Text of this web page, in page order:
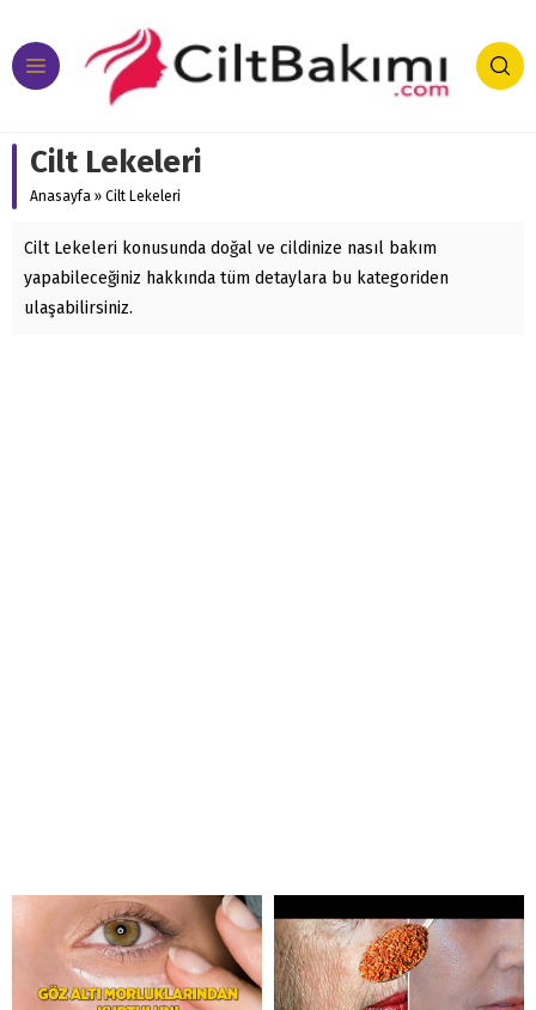
Cilt Lekeleri
Anasayfa » Cilt Lekeleri
Cilt Lekeleri konusunda doğal ve cildinize nasıl bakım
yapabileceğiniz hakkında tüm detaylara bu kategoriden
ulaşabilirsiniz.